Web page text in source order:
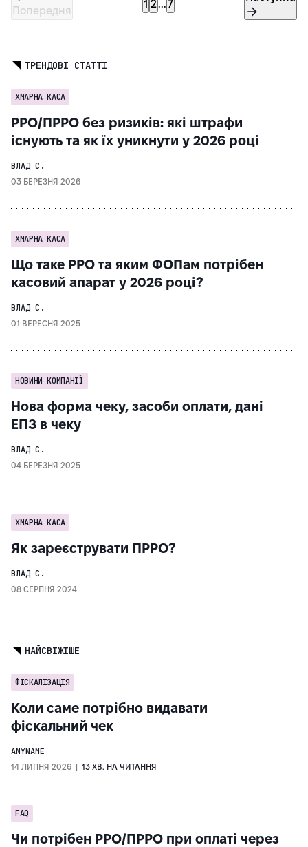
Попередня
1 2...7
ТРЕНДОВІ СТАТТІ
ХМАРНА КАСА
РРО/ПРРО без ризиків: які штрафи
існують та як їх уникнути у 2026 році
ВЛАД С.
03 БЕРЕЗНЯ 2026
ХМАРНА КАСА
Що таке РРО та яким ФОПам потрібен
касовий апарат у 2026 році?
ВЛАД С.
01 ВЕРЕСНЯ 2025
НОВИНИ КОМПАНІЇ
Нова форма чеку, засоби оплати, дані
ЕПЗ в чеку
ВЛАД С.
04 БЕРЕЗНЯ 2025
ХМАРНА КАСА
Як зареєструвати ПРРО?
ВЛАД С.
08 СЕРПНЯ 2024
НАЙСВІЖІШЕ
ФІСКАЛІЗАЦІЯ
Коли саме потрібно видавати
фіскальний чек
ANYNAME
14 ЛИПНЯ 2026 | 13 ХВ. НА ЧИТАННЯ
FAQ
Чи потрібен РРО/ПРРО при оплаті через